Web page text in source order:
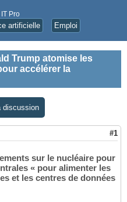
Pro
artificielle Emploi
Trump atomise les
accélérer la
discussion
#1
sur le nucléaire pour
« pour alimenter les
et les centres de données